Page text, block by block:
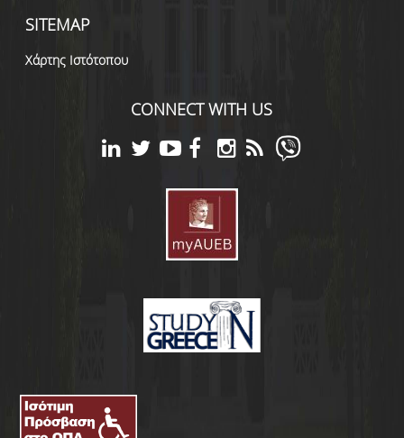
SITEMAP
Χάρτης Ιστότοπου
CONNECT WITH US